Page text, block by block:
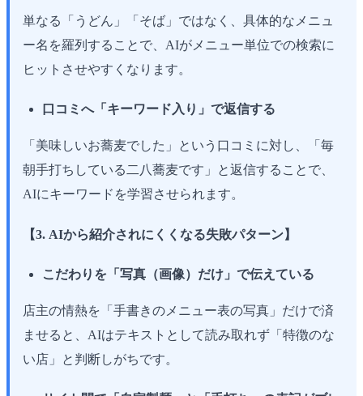
単なる「うどん」「そば」ではなく、具体的なメニュ
ー名を羅列することで、AIがメニュー単位での検索に
ヒットさせやすくなります。
口コミへ「キーワード入り」で返信する
「美味しいお蕎麦でした」という口コミに対し、「毎
朝手打ちしている二八蕎麦です」と返信することで、
AIにキーワードを学習させられます。
【3. AIから紹介されにくくなる失敗パターン】
こだわりを「写真（画像）だけ」で伝えている
店主の情熱を「手書きのメニュー表の写真」だけで済
ませると、AIはテキストとして読み取れず「特徴のな
い店」と判断しがちです。